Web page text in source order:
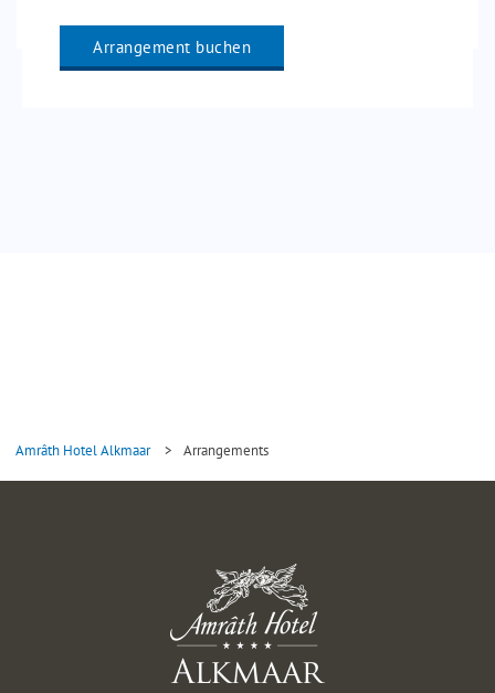
Arrangement buchen
Amrâth Hotel Alkmaar > Arrangements